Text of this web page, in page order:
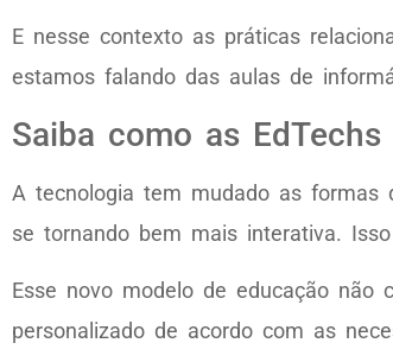
E nesse contexto as práticas
estamos falando das aulas de
Saiba como as
A tecnologia tem mudado as formas
se tornando bem mais interativa.
Esse novo modelo de educação não
personalizado de acordo com as